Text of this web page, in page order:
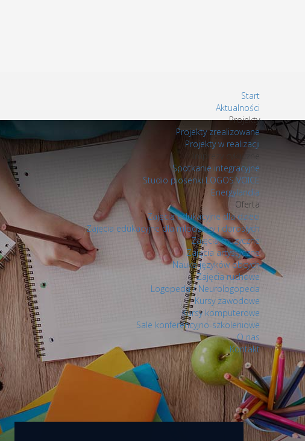
Start
Aktualności
Projekty
Projekty zrealizowane
Projekty w realizacji
Imprezy cykliczne
Spotkanie integracyjne
Studio piosenki LOGOS VOICE
Energylandia
Oferta
Zajęcia edukacyjne dla dzieci
Zajęcia edukacyjne dla młodzieży i dorosłych
Zajęcia muzyczne
Zajęcia artystyczne
Nauka języków obcych
Zajęcia ruchowe
Logopeda / Neurologopeda
Kursy zawodowe
Kursy komputerowe
Sale konferencyjno-szkoleniowe
O nas
Kontakt